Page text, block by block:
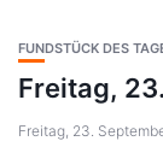
FUNDSTÜCK DES
Freitag,
Freitag, 23.